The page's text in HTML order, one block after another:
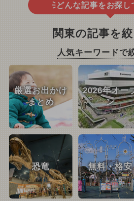
どんな記事をお探し
関東の記事を
人気キーワードで
厳選お出かけ
まとめ
2026年オー
ン
恐竜 無料・格安